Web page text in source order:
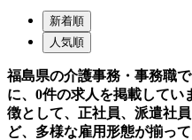
新着順
人気順
福島県の介護事務・事務職
に、0件の求人を掲載してい
徴として、正社員、派遣社
ど、多様な雇用形態が揃っ